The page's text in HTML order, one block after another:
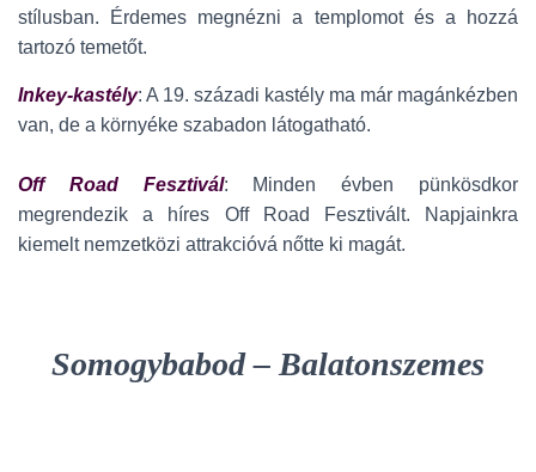
stílusban. Érdemes megnézni a templomot és a hozzá
tartozó temetőt.
Inkey-kastély: A 19. századi kastély ma már magánkézben
van, de a környéke szabadon látogatható.
Off Road Fesztivál: Minden évben pünkösdkor
megrendezik a híres Off Road Fesztivált. Napjainkra
kiemelt nemzetközi attrakcióvá nőtte ki magát.
Somogybabod – Balatonszemes